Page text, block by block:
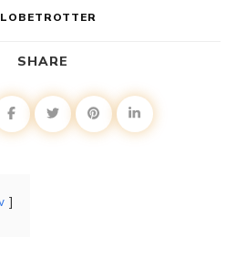
SHARE